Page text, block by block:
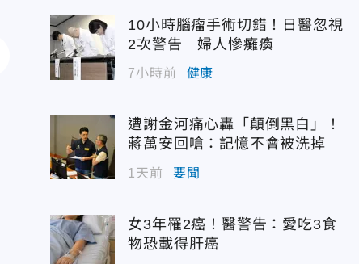
10小時腦瘤手術切錯！日醫忽視
2次警告 婦人慘癱瘓
7小時前 健康
遭謝金河痛心轟「顛倒黑白」！
蔣萬安回嗆：記憶不會被洗掉
1天前 要聞
女3年罹2癌！醫警告：愛吃3食
物恐載得肝癌